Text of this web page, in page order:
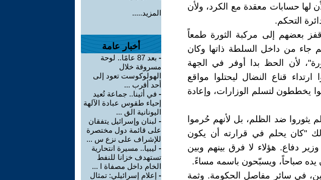
لها حسابات معقدة مع الكرد، ولأن
التحكم.
قفز بعضهم إلى مركبة الثورة طمعاً
جاء من داخل السلطة ذاتها وكان
لأن الحظ بدا أوفر في الجهة
قناع النضال ليحتلوا مواقع
يخططون لتسلم الوزارات، وإعادة
يثوروا ضد الظلم، بل لأنهم حُرموا
"كان يحلم في قرارته أن يكون
دفاع. هؤلاء لا فرق بينهم وبين
يده صباحاً، ويسبّحون باسمه مساءً.
في سائر مفاصل الحكومة. وثمة
المزيد.....
أخبار عامة
-
بعد 87 عامًا.. لوحة
مسروقة خلال
الهولوكوست تعود إلى
أحد أقرب ...
- في أثينا.. جماعة تُعيد
إحياء طقوس عبادة الآلهة
اليونانية الق ...
- لبنان وإسرائيل يتفقان
على قائمة دول مختصرة
للإشراف على نزع س ...
- ليبيا.. مسيرة انتحارية
تستهدف خزانا للنفط
الخام داخل مصفاة ا ...
- إعلام إسرائيلي: تمثال